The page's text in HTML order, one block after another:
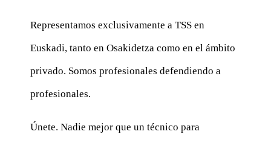
Representamos exclusivamente a TSS en
Euskadi, tanto en Osakidetza como en el ámbito
privado. Somos profesionales defendiendo a
profesionales.
Únete. Nadie mejor que un técnico para